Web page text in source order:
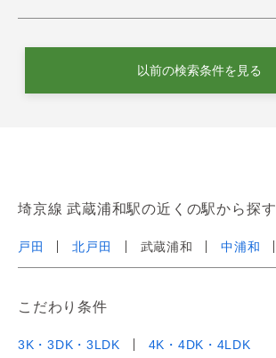
以前の検索条件を見る
埼京線 武蔵浦和駅の近くの駅から探す
戸田 北戸田 武蔵浦和 中浦和
こだわり条件
3K・3DK・3LDK 4K・4DK・4LDK